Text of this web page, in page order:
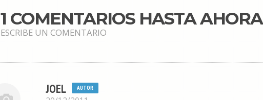
1 COMENTARIOS HASTA AHORA
ESCRIBE UN COMENTARIO
JOEL AUTOR